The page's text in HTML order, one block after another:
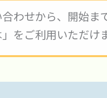
わせから、開始まで
をご利用いただけ